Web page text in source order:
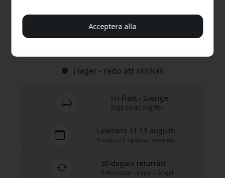
399 SEK
I lager - redo att skickas
Fri frakt i Sverige
Inga dolda avgifter
Leverans 11-13 augusti
Snabb och spårbar leverans
30 dagars returrätt
Enkel retur - inget krångel
Acceptera alla